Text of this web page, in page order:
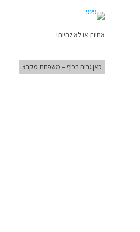
אחיות או לא להיות!
כאן גרים בכיף – משפחת מקרא